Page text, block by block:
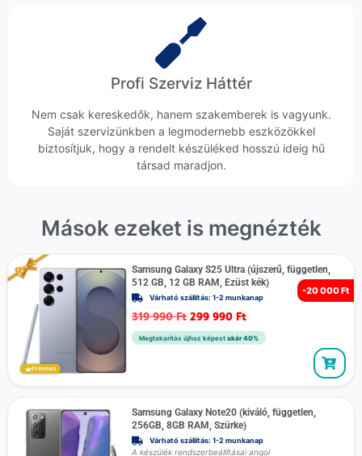
Profi Szerviz Háttér
Nem csak kereskedők, hanem szakemberek is vagyunk.
Saját szervizünkben a legmodernebb eszközökkel
biztosítjuk, hogy a rendelt készüléked hosszú ideig hű
társad maradjon.
Mások ezeket is megnézték
-20 000 Ft
Prémium
Samsung Galaxy S25 Ultra (újszerű, független,
512 GB, 12 GB RAM, Ezüst kék)
Várható szállítás: 1-2 munkanap
319 990Ft 299 990 Ft
Megtakarítás újhoz képest akár 40%
Samsung Galaxy Note20 (kiváló, független,
256GB, 8GB RAM, Szürke)
Várható szállítás: 1-2 munkanap
A készülék rendszerbeállításai angol